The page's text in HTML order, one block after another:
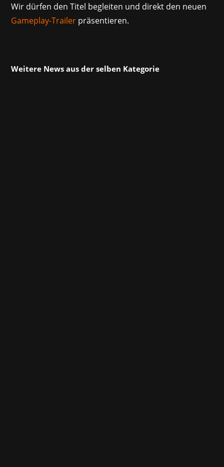
Wir dürfen den Titel begleiten und direkt den neuen
Gameplay-Trailer präsentieren.
Weitere News aus der selben Kategorie